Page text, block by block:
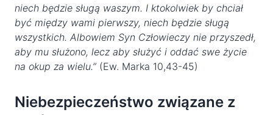
niech będzie sługą waszym. I ktokolwiek by chciał
być między wami pierwszy, niech będzie sługą
wszystkich. Albowiem Syn Człowieczy nie przyszedł,
aby mu służono, lecz aby służyć i oddać swe życie
na okup za wielu.” (Ew. Marka 10,43-45)
Niebezpieczeństwo związane z